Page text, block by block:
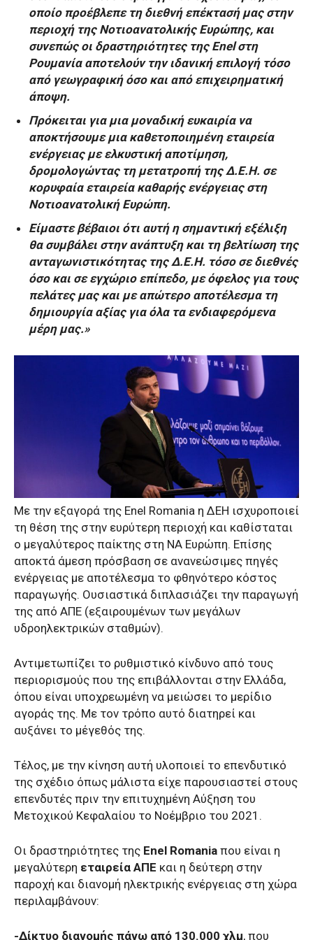
οποίο προέβλεπε τη διεθνή επέκτασή μας στην
περιοχή της Νοτιοανατολικής Ευρώπης, και
συνεπώς οι δραστηριότητες της Enel στη
Ρουμανία αποτελούν την ιδανική επιλογή τόσο
από γεωγραφική όσο και από επιχειρηματική
άποψη.
Πρόκειται για μια μοναδική ευκαιρία να
αποκτήσουμε μια καθετοποιημένη εταιρεία
ενέργειας με ελκυστική αποτίμηση,
δρομολογώντας τη μετατροπή της Δ.Ε.Η. σε
κορυφαία εταιρεία καθαρής ενέργειας στη
Νοτιοανατολική Ευρώπη.
Είμαστε βέβαιοι ότι αυτή η σημαντική εξέλιξη
θα συμβάλει στην ανάπτυξη και τη βελτίωση της
ανταγωνιστικότητας της Δ.Ε.Η. τόσο σε διεθνές
όσο και σε εγχώριο επίπεδο, με όφελος για τους
πελάτες μας και με απώτερο αποτέλεσμα τη
δημιουργία αξίας για όλα τα ενδιαφερόμενα
μέρη μας.»
Με την εξαγορά της Enel Romania η ΔΕΗ ισχυροποιεί
τη θέση της στην ευρύτερη περιοχή και καθίσταται
ο μεγαλύτερος παίκτης στη ΝΑ Ευρώπη. Επίσης
αποκτά άμεση πρόσβαση σε ανανεώσιμες πηγές
ενέργειας με αποτέλεσμα το φθηνότερο κόστος
παραγωγής. Ουσιαστικά διπλασιάζει την παραγωγή
της από ΑΠΕ (εξαιρουμένων των μεγάλων
υδροηλεκτρικών σταθμών).
Αντιμετωπίζει το ρυθμιστικό κίνδυνο από τους
περιορισμούς που της επιβάλλονται στην Ελλάδα,
όπου είναι υποχρεωμένη να μειώσει το μερίδιο
αγοράς της. Με τον τρόπο αυτό διατηρεί και
αυξάνει το μέγεθός της.
Τέλος, με την κίνηση αυτή υλοποιεί το επενδυτικό
της σχέδιο όπως μάλιστα είχε παρουσιαστεί στους
επενδυτές πριν την επιτυχημένη Αύξηση του
Μετοχικού Κεφαλαίου το Νοέμβριο του 2021.
Οι δραστηριότητες της Enel Romania που είναι η
μεγαλύτερη εταιρεία ΑΠΕ και η δεύτερη στην
παροχή και διανομή ηλεκτρικής ενέργειας στη χώρα
περιλαμβάνουν:
-Δίκτυο διανομής πάνω από 130.000 χλμ, που